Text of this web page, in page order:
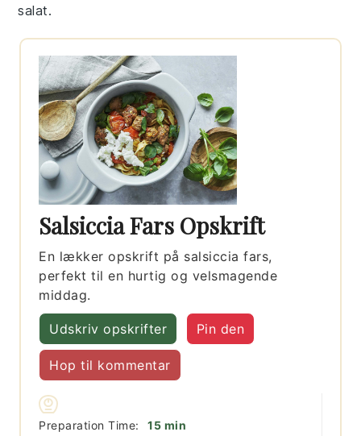
salat.
Salsiccia Fars Opskrift
En lækker opskrift på salsiccia fars,
perfekt til en hurtig og velsmagende
middag.
Udskriv opskrifter Pin den
Hop til kommentar
Preparation Time: 15minutter
min